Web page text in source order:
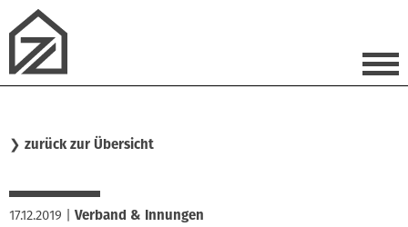
❯ zurück zur Übersicht
17.12.2019 Verband & Innungen